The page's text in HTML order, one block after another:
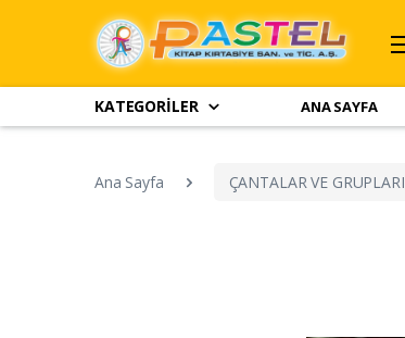
KATEGORİLER ANA SAYFA
Ana Sayfa ÇANTALAR VE GRUPLARI